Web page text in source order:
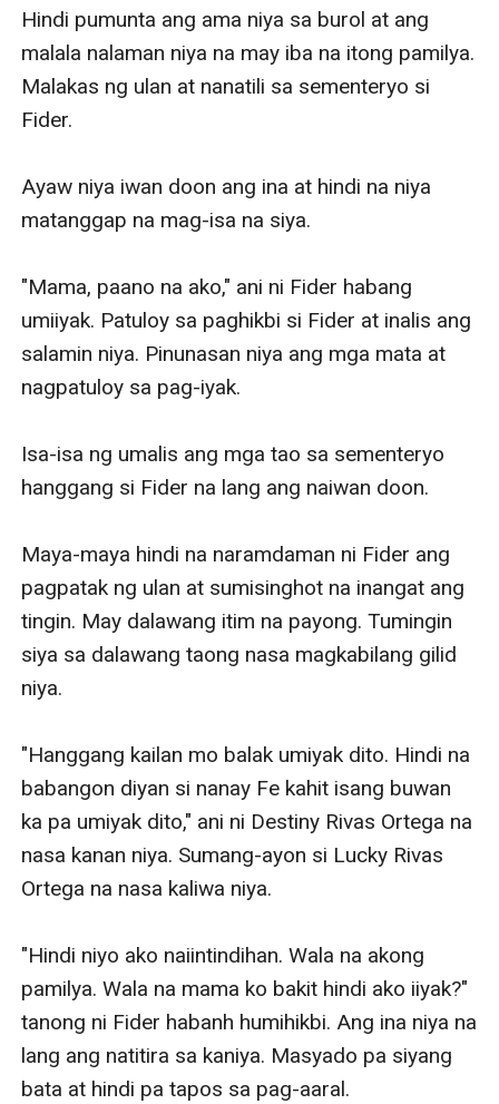
iyong asawa nilang lalaki," ani ng ginang. Inayos ni
Fider ang suot na salamin at tiningnan ang ina.
"Papayag kaya sila na isama niyo po ako?" tanong ng
batang lalaki. Tumingin ang ginang at ngumiti.
at sila mismo ang nagsabi na isama kita at dalhin
doon. Kailangan din kasi ng playmate ng anak nilang
worried ang ina ng mga bata. Naglalaro na rin kasi ng
barbie ang anak nilang lalaki," natatawa na sambit ng
ginang. Ang ina ni Fider ang halos nagpalaki sa mga
bata na nandoon kaya naman natural na malapit ang
Bumaba na sa jeep ang ginang kasunod ang anak na
lalaki. Sinabi ng ginang na papasok pa sila ng
harap ng napakalaking gate. Namangha ang batang
lalaki matapos makita ang malaling gate at
napakalaking mansion.
"Mula doon sa dulo hanggang dito pagmamay-ari ng
mga Ortega. Kapag nilibot kita kailangan tandaan mo
Binati sila ng gwardya at binuksan ang gate.
Namangha ang bata at ginala ang paningin sa paligid.
"Nandiyan na ba sina madam?" tanong ng ginang sa
gwardya.
"Si sir Jackson lang ang nasa loob, si ma'am Paige at
ginang at hinawakan na ang anak patungo sa mansion.
"Marami din kasi ako ginagawa sa shop. Huwag ka na
magalit Paige," ani ng lalaki. Napatingin ito sa pinto
habang nakaupo sa sofa at nakaakbay sa dalawang
magandang babae.
Hindi pumunta ang ama niya sa burol at ang
malala nalaman niya na may iba na itong pamilya.
Malakas ng ulan at nanatili sa sementeryo si
Fider.
Ayaw niya iwan doon ang ina at hindi na niya
matanggap na mag-isa na siya.
"Mama, paano na ako," ani ni Fider habang
umiiyak. Patuloy sa paghikbi si Fider at inalis ang
salamin niya. Pinunasan niya ang mga mata at
nagpatuloy sa pag-iyak.
Isa-isa ng umalis ang mga tao sa sementeryo
hanggang si Fider na lang ang naiwan doon.
Maya-maya hindi na naramdaman ni Fider ang
pagpatak ng ulan at sumisinghot na inangat ang
tingin. May dalawang itim na payong. Tumingin
siya sa dalawang taong nasa magkabilang gilid
niya.
"Hanggang kailan mo balak umiyak dito. Hindi na
babangon diyan si nanay Fe kahit isang buwan
ka pa umiyak dito," ani ni Destiny Rivas Ortega na
nasa kanan niya. Sumang-ayon si Lucky Rivas
Ortega na nasa kaliwa niya.
"Hindi niyo ako naiintindihan. Wala na akong
pamilya. Wala na mama ko bakit hindi ako iiyak?"
tanong ni Fider habanh humihikbi. Ang ina niya na
lang ang natitira sa kaniya. Masyado pa siyang
bata at hindi pa tapos sa pag-aaral.